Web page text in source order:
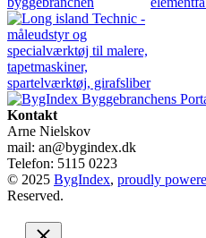
Kontakt
Arne Nielskov
mail: an@bygindex.dk
Telefon: 5115 0223
© 2025 BygIndex, proudly
Reserved.